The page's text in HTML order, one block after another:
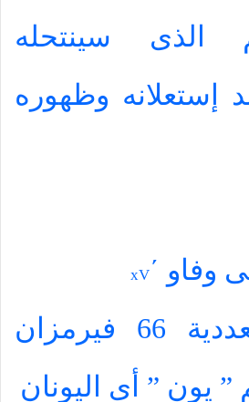
الذى سينتحله
إستعلانه وظهوره
وفاو
xV΄
وقيمتهما العددية 66 فيرمزان
يون ” أى اليونان